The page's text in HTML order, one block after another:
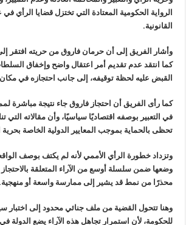
الرواية الحكومية المعتادة التي تختزل قضايا الرأي في
القانونية.
وأشار الفريق إلى أن حرمان فاروق من حريته افتقر
كما انتقد عدم تقديم أمر اعتقال واضح وإخفاق
القبض عليه لحظة توقيفه، إلى جانب احتجازه في
كما رأى الفريق أن احتجاز فاروق جاء نتيجة مباشرة
في التعبير بوصفه اقتصاديًا سياسيًا، وأن مقالاته التي
تحظى بالحماية بموجب المعايير الدولية الخاصة بحرية
وتزداد خطورة الرأي الأممي لأنه لم يكتف بوصف
وضعها ضمن سلسلة أوسع من الآراء المتعلقة
محذرًا من نمط قد يشير إلى ممارسة واسعة أو
وهنا تتحول القضية من ملف جنائي محدود إلى
للحكومة، لأن استمرار تجاهل هذه الآراء يضع الدولة